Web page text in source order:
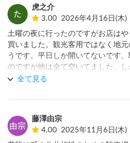
虎之介
3.00 2026年4月16日(木)
土曜の夜に行ったのですがお店は
買いました。観光客用ではなく地
うです。平日しか開いてないです
のですが他は全て空いてました。
料のところよりも遠いところです。
われれば使うかもしれませんが得
いところに有れば使うかもですかね
全て見る
藤澤由宗
4.00 2025年11月6日(木)